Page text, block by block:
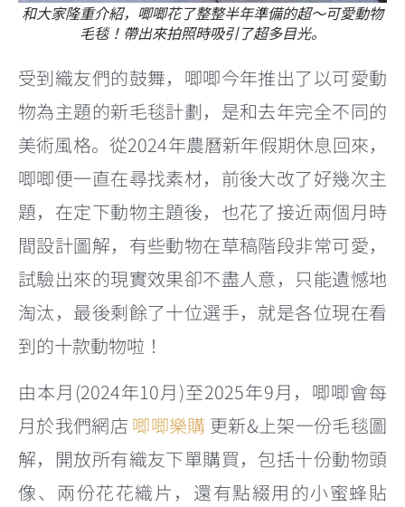
和大家隆重介紹，唧唧花了整整半年準備的超～可愛動物
毛毯！帶出來拍照時吸引了超多目光。
受到織友們的鼓舞，唧唧今年推出了以可愛動
物為主題的新毛毯計劃，是和去年完全不同的
美術風格。從2024年農曆新年假期休息回來，
唧唧便一直在尋找素材，前後大改了好幾次主
題，在定下動物主題後，也花了接近兩個月時
間設計圖解，有些動物在草稿階段非常可愛，
試驗出來的現實效果卻不盡人意，只能遺憾地
淘汰，最後剩餘了十位選手，就是各位現在看
到的十款動物啦！
由本月(2024年10月)至2025年9月，唧唧會每
月於我們網店 唧唧樂購 更新&上架一份毛毯圖
解，開放所有織友下單購買，包括十份動物頭
像、兩份花花織片，還有點綴用的小蜜蜂貼